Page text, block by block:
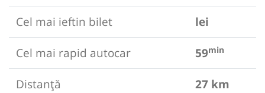
Cel mai ieftin bilet
lei
Cel mai rapid autocar
59min
Distanță
27 km